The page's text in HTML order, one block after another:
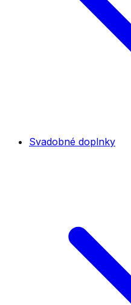
Svadobné doplnky